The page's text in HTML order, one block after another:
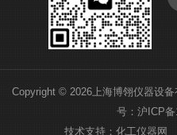
Copyright © 2026上海博翎仪器设
号： 沪ICP
技术支持：化工仪器网